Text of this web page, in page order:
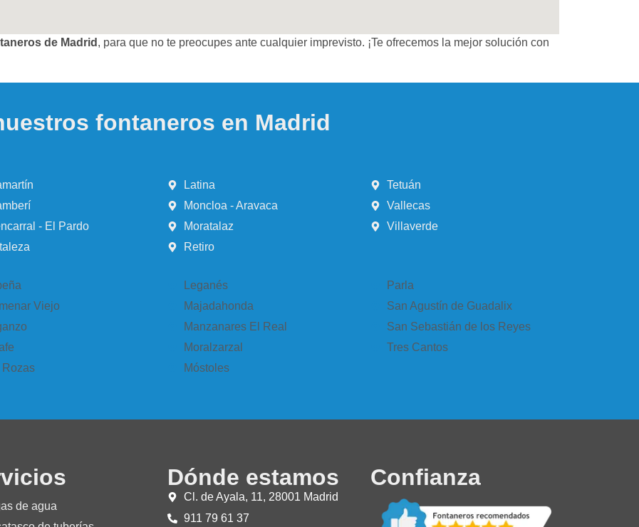
de Madrid , para que no te preocupes ante cualquier imprevisto. ¡Te ofrecemos la mejor solución con
fontaneros en Madrid
- El Pardo
Latina
Moncloa - Aravaca
Moratalaz
Retiro
Tetuán
Vallecas
Villaverde
Viejo
Rozas
Leganés
Majadahonda
Manzanares El Real
Moralzarzal
Móstoles
Parla
San Agustín de Guadalix
San Sebastián de los Reyes
Tres Cantos
de agua
Dónde estamos
Cl. de Ayala, 11, 28001 Madrid
911 79 61 37
Confianza